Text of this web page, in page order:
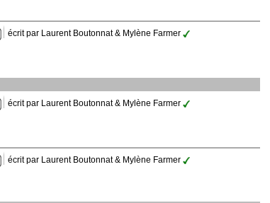
écrit par Laurent Boutonnat & Mylène Farmer
écrit par Laurent Boutonnat & Mylène Farmer
écrit par Laurent Boutonnat & Mylène Farmer